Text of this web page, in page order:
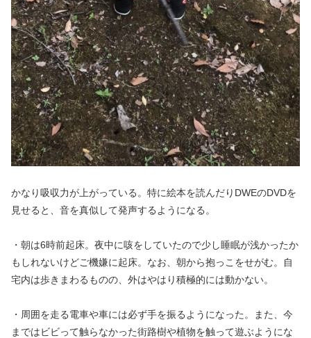
かなり吸収力が上がっている。特に絵本を読んだりDWEのDVDを
見せると、音を真似して発声するようになる。
・朝は6時前起床。夜中に咳をしていたので少し睡眠が浅かったか
もしれないけどご機嫌に起床。なお、朝から抱っこをせがむ。自
宅内は歩きまわるものの、外はやはり積極的には動かない。
・周囲を走る電車や車には必ず手を振るようになった。また、今
まではビビって触らなかった街路樹や植物を触って遊ぶようにな